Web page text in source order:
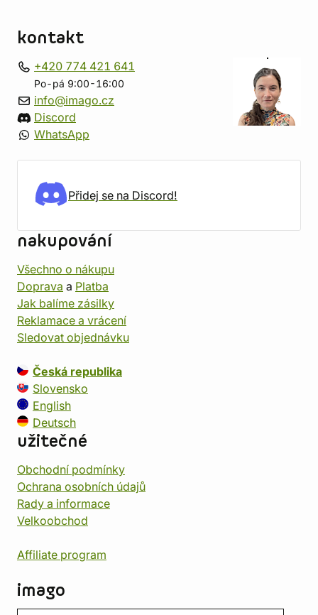
kontakt
+420 774 421 641
Po-pá 9:00-16:00
info@imago.cz
Discord
WhatsApp
Přidej se na Discord!
nakupování
Všechno o nákupu
Doprava a Platba
Jak balíme zásilky
Reklamace a vrácení
Sledovat objednávku
Česká republika
Slovensko
English
Deutsch
užitečné
Obchodní podmínky
Ochrana osobních údajů
Rady a informace
Velkoobchod
Affiliate program
imago